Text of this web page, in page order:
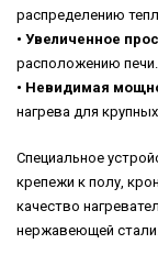
распределению
• Увеличенное
расположению печи.
• Невидимая
нагрева для
Специальное
крепежи к полу,
качество
нержавеющей